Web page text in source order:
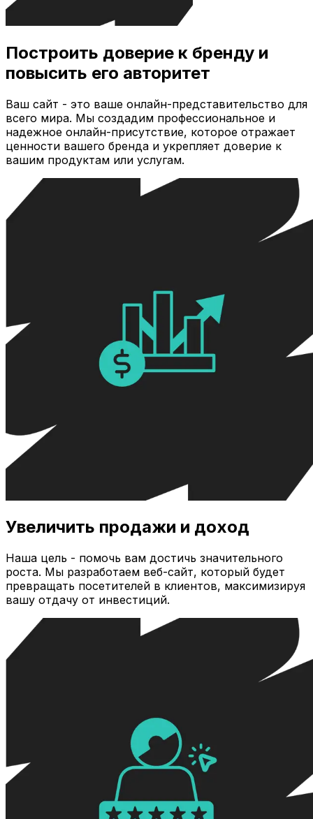
Построить доверие к бренду и
повысить его авторитет
Ваш сайт - это ваше онлайн-представительство для
всего мира. Мы создадим профессиональное и
надежное онлайн-присутствие, которое отражает
ценности вашего бренда и укрепляет доверие к
вашим продуктам или услугам.
Увеличить продажи и доход
Наша цель - помочь вам достичь значительного
роста. Мы разработаем веб-сайт, который будет
превращать посетителей в клиентов, максимизируя
вашу отдачу от инвестиций.